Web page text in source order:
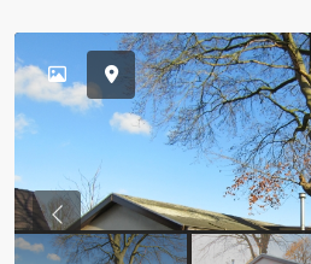
Previous